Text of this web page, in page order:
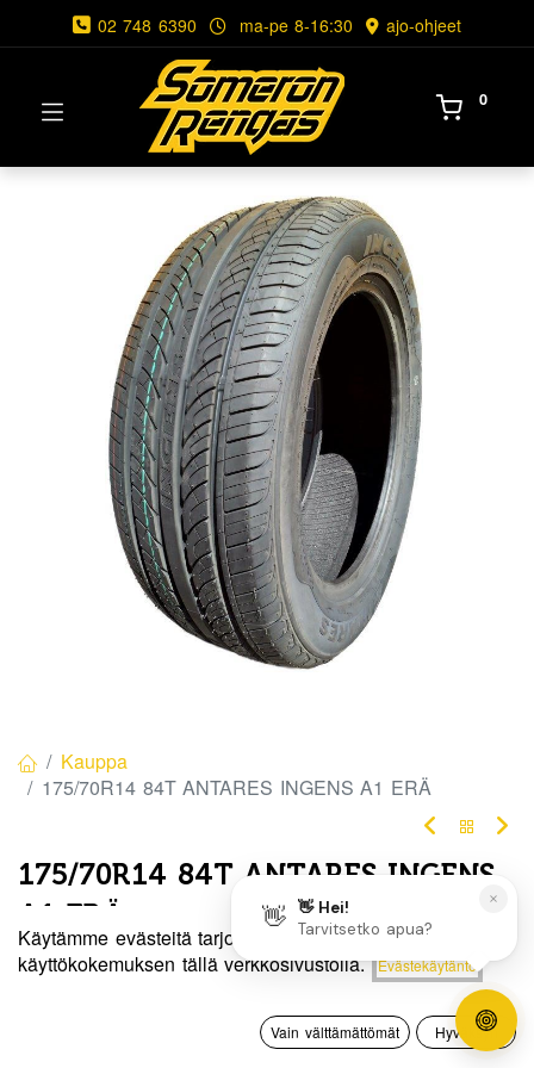
Hinta:
Lisää ostoskoriin
0
Toivelista Tili
02 748 6390 ma-pe 8-16:30 ajo-ohjeet
0
Kauppa
175/70R14 84T ANTARES INGENS A1 ERÄ
175/70R14 84T ANTARES INGENS
A1 ERÄ
EAN:6959585830202 Tuotekoodi:311927
Käytämme evästeitä tarjotaksemme sinulle paremman
käyttökokemuksen tällä verkkosivustolla.
Evästekäytäntö
Vain välttämättömät Hyväksyn